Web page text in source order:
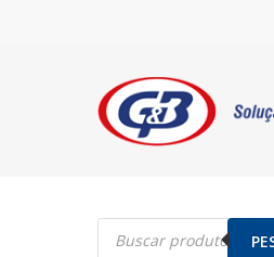
Pesquisar
produtos